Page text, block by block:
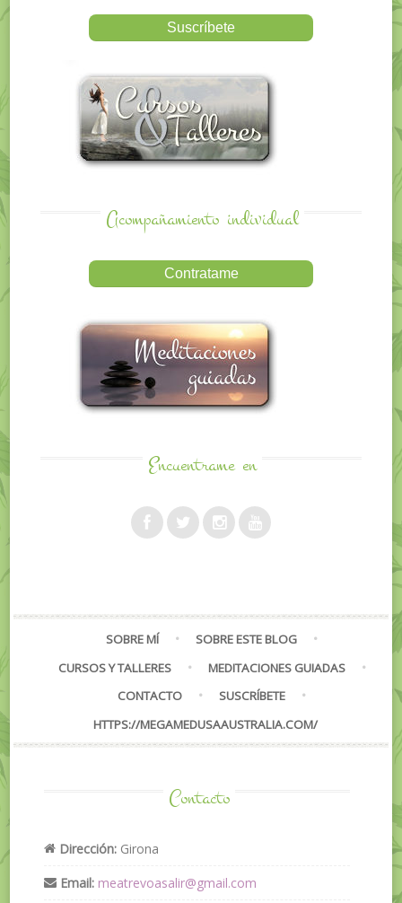
Acompañamiento individual
Encuentrame en
SOBRE MÍ
SOBRE ESTE BLOG
CURSOS Y TALLERES
MEDITACIONES GUIADAS
CONTACTO
SUSCRÍBETE
HTTPS://MEGAMEDUSAAUSTRALIA.COM/
Contacto
Dirección: Girona
Email: meatrevoasalir@gmail.com